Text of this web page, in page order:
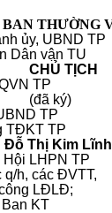
THƯỜNG
ủy, UBND TP
Ban
CHỦ TỊCH
TP
đồng
Lĩnh
LHPN TP
q/h, các ĐVTT,
LĐLĐ;
KT